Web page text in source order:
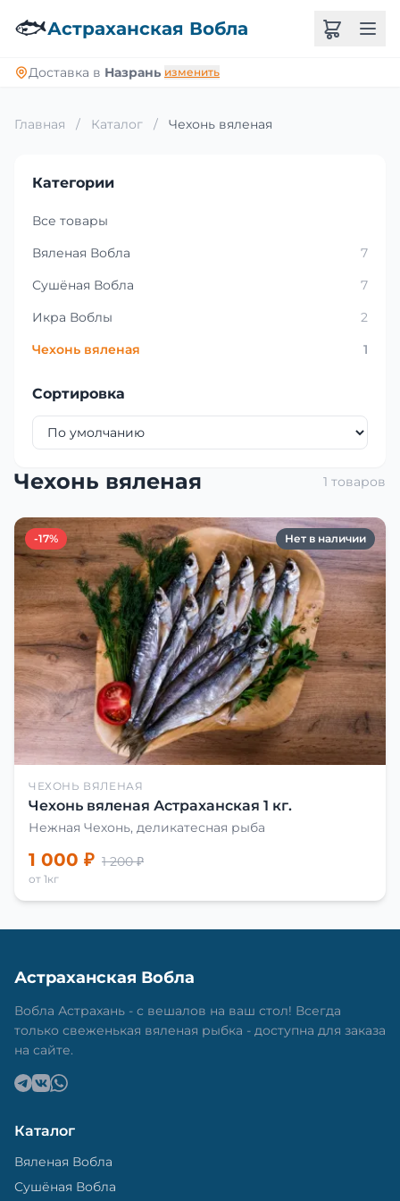
🐟Астраханская Вобла
Доставка в Назрань изменить
Главная / Каталог / Чехонь вяленая
Категории
Все товары
Вяленая Вобла
7
Сушёная Вобла
7
Икра Воблы
2
Чехонь вяленая
1
Сортировка
Чехонь вяленая 1 товаров
-17% Нет в наличии
ЧЕХОНЬ ВЯЛЕНАЯ
Чехонь вяленая Астраханская 1 кг.
Нежная Чехонь, деликатесная рыба
1 000 ₽ 1 200 ₽
от 1кг
Астраханская Вобла
Вобла Астрахань - с вешалов на ваш стол! Всегда
только свеженькая вяленая рыбка - доступна для заказа
на сайте.
Каталог
Вяленая Вобла
Сушёная Вобла